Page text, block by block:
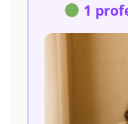
1